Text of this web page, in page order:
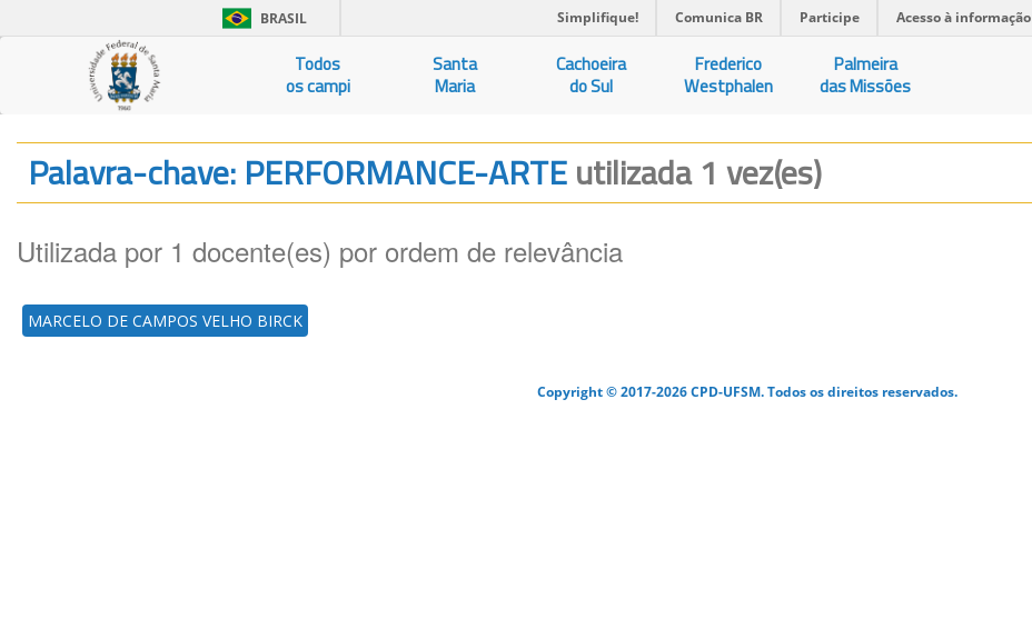
BRASIL Simplifique! Comunica BR Participe Acesso à informação
Todos
os campi
Santa
Maria
Cachoeira
do Sul
Frederico
Westphalen
Palmeira
das Missões
Palavra-chave: PERFORMANCE-ARTEutilizada 1 vez(es)
Utilizada por 1 docente(es) por ordem de relevância
MARCELO DE CAMPOS VELHO BIRCK
Copyright © 2017-2026 CPD-UFSM. Todos os direitos reservados.